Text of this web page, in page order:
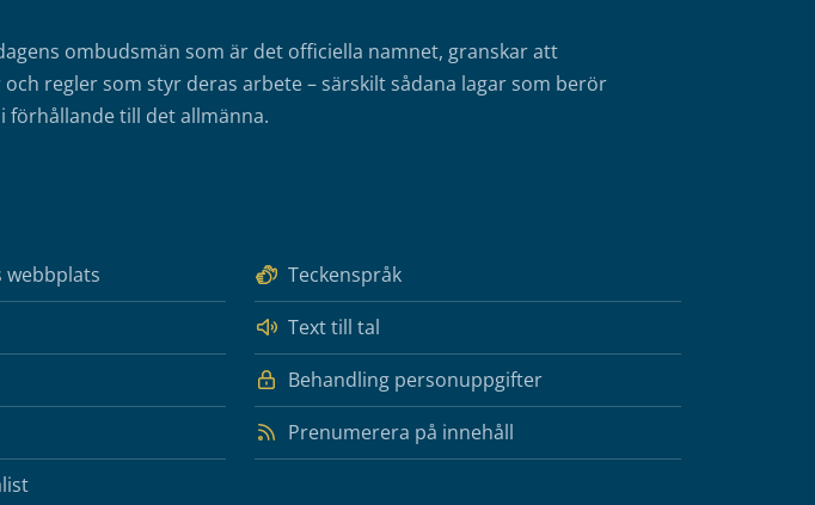
ombudsmän som är det officiella namnet, granskar att
regler som styr deras arbete – särskilt sådana lagar som berör
förhållande till det allmänna.
webbplats
Teckenspråk
Text till tal
Behandling personuppgifter
Prenumerera på innehåll